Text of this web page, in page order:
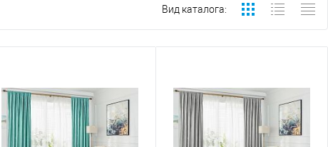
Вид каталога: